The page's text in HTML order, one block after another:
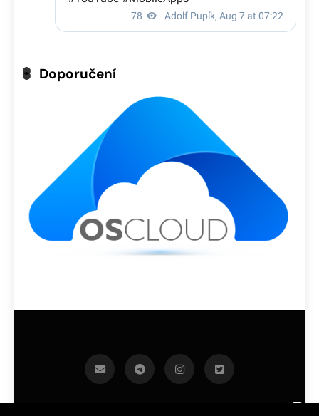
Doporučení